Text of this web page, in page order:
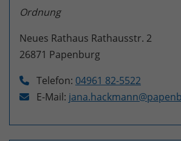
Ordnung
Neues Rathaus Rathausstr. 2
26871 Papenburg
Telefon: 04961 82-5522
E-Mail: